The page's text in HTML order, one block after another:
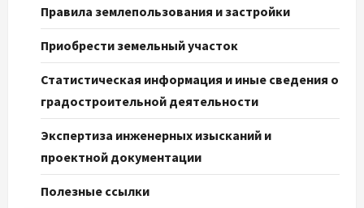
Правила землепользования и застройки
Приобрести земельный участок
Статистическая информация и иные сведения о
градостроительной деятельности
Экспертиза инженерных изысканий и
проектной документации
Полезные ссылки